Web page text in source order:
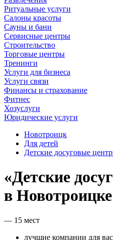
Ритуальные услуги
Салоны красоты
Сауны и бани
Сервисные центры
Строительство
Торговые центры
Тренинги
Услуги для бизнеса
Услуги связи
Финансы и страхование
Фитнес
Хозуслуги
Юридические услуги
Новотроицк
Для детей
Детские досуговые
«Детские
в Новотроицке
— 15 мест
лучшие компании для